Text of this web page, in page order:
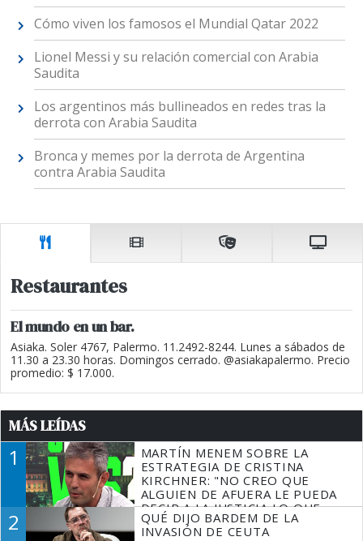
Cómo viven los famosos el Mundial Qatar 2022
Lionel Messi y su relación comercial con Arabia
Saudita
Los argentinos más bullineados en redes tras la
derrota con Arabia Saudita
Bronca y memes por la derrota de Argentina
contra Arabia Saudita
Restaurantes
El mundo en un bar.
Asiaka. Soler 4767, Palermo. 11.2492-8244. Lunes a sábados de
11.30 a 23.30 horas. Domingos cerrado. @asiakapalermo. Precio
promedio: $ 17.000.
MÁS LEÍDAS
1
MARTÍN MENEM SOBRE LA
ESTRATEGIA DE CRISTINA
KIRCHNER: "NO CREO QUE
ALGUIEN DE AFUERA LE PUEDA
DECIR A LA JUSTICIA LO QUE
TIENE QUE HACER"
2
QUÉ DIJO BARDEM DE LA
INVASIÓN DE CEUTA